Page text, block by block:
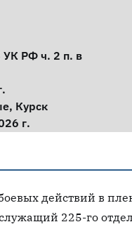
УК РФ ч. 2 п. в
, Курск
г.
действий в
225-го